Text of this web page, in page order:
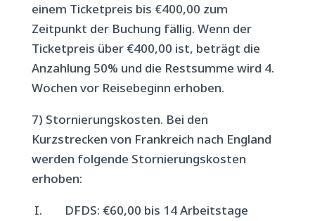
einem Ticketpreis bis €400,00 zum
Zeitpunkt der Buchung fällig. Wenn der
Ticketpreis über €400,00 ist, beträgt die
Anzahlung 50% und die Restsumme wird 4.
Wochen vor Reisebeginn erhoben.
7) Stornierungskosten. Bei den
Kurzstrecken von Frankreich nach England
werden folgende Stornierungskosten
erhoben:
I. DFDS: €60,00 bis 14 Arbeitstage